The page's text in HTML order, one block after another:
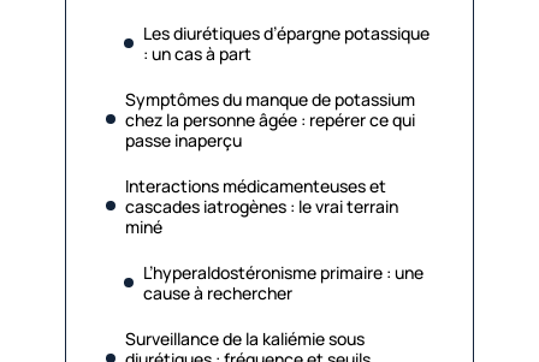
Les diurétiques d’épargne potassique
: un cas à part
Symptômes du manque de potassium
chez la personne âgée : repérer ce qui
passe inaperçu
Interactions médicamenteuses et
cascades iatrogènes : le vrai terrain
miné
L’hyperaldostéronisme primaire : une
cause à rechercher
Surveillance de la kaliémie sous